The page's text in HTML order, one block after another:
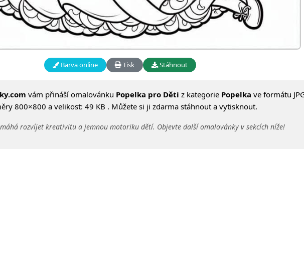
Barva online Tisk Stáhnout
vám přináší omalovánku Popelka pro Děti z kategorie Popelka ve formátu
800×800 a velikost: 49 KB . Můžete si ji zdarma stáhnout a vytisknout.
rozvíjet kreativitu a jemnou motoriku dětí. Objevte další omalovánky v sekcích níže!